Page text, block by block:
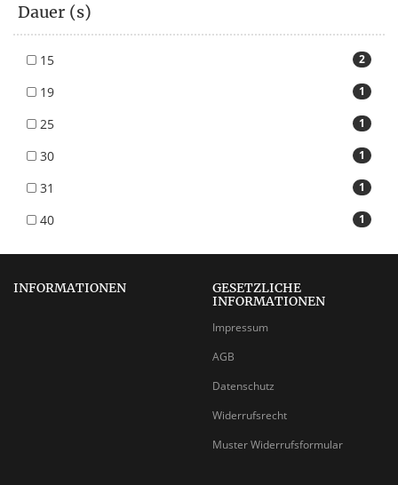
Dauer (s)
2
15
1
19
1
25
1
30
1
31
1
40
INFORMATIONEN
GESETZLICHE
INFORMATIONEN
Impressum
AGB
Datenschutz
Widerrufsrecht
Muster Widerrufsformular